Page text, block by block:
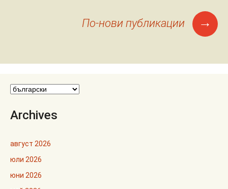
По-нови публикации →
Archives
август 2026
юли 2026
юни 2026